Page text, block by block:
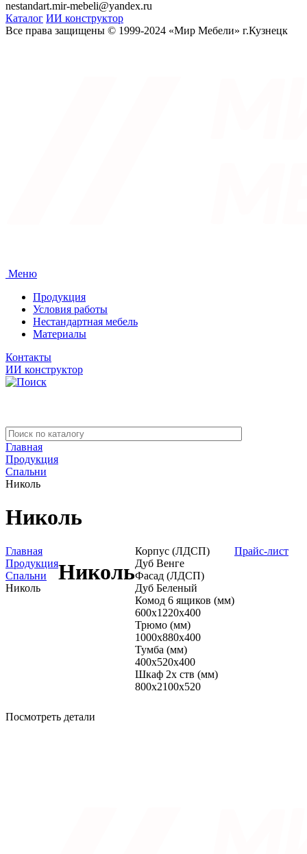
nestandart.mir-mebeli@yandex.ru
Каталог ИИ конструктор
Все права защищены © 1999-2024 «Мир Мебели» г.Кузнецк
Меню
Продукция
Условия работы
Нестандартная мебель
Материалы
Контакты
ИИ конструктор
Главная
Продукция
Спальни
Николь
Николь
Главная
Продукция
Спальни
Николь
Николь
Корпус (ЛДСП)
Дуб Венге
Фасад (ЛДСП)
Дуб Беленый
Комод 6 ящиков (мм)
600x1220x400
Трюмо (мм)
1000x880x400
Тумба (мм)
400x520x400
Шкаф 2х ств (мм)
800x2100x520
Прайс-лист
Посмотреть детали